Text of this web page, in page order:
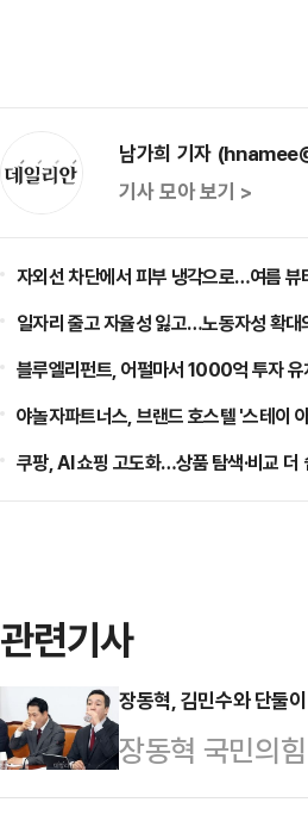
남가희 기자
기사 모아 보기 >
자외선 차단에서 피부 냉각으로…여름 뷰
일자리 줄고 자율성 잃고…노동자성 확대
블루엘리펀트, 어펄마서 1000억 투자
야놀자파트너스, 브랜드 호스텔 '스테이
쿠팡, AI 쇼핑 고도화…상품 탐색·비교 더
관련기사
장동혁, 김민수와 단둘
장동혁 국민의
안팎 비판이 거